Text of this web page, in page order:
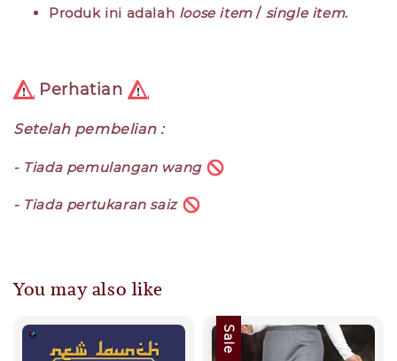
Produk ini adalah loose item/ single item.
Perhatian
Setelah pembelian :
- Tiada pemulangan wang
- Tiada pertukaran saiz
You may also like
Sale